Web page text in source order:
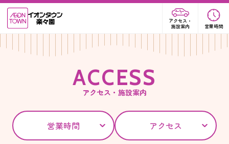
アクセス・
施設案内
営業時間
ACCESS
アクセス・施設案内
営業時間 アクセス